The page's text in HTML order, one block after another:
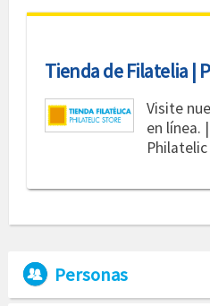
Tienda de Filatelia |
Visite
en línea.
Personas